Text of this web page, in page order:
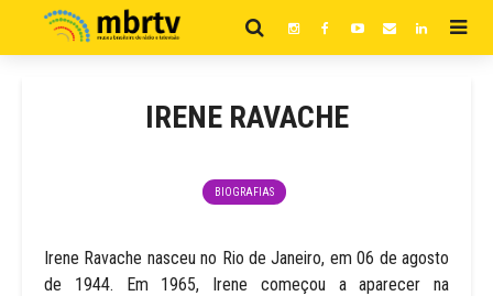
IRENE RAVACHE
BIOGRAFIAS
Irene Ravache nasceu no Rio de Janeiro, em 06 de agosto
de 1944. Em 1965, Irene começou a aparecer na